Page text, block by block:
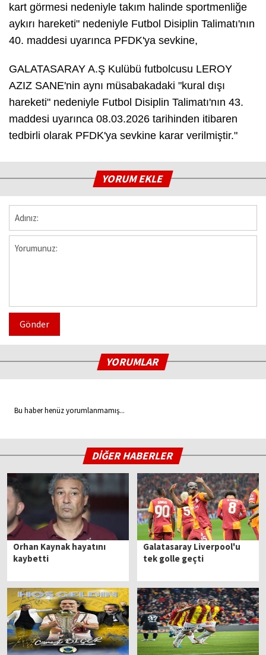
kart görmesi nedeniyle takım halinde sportmenliğe
aykırı hareketi" nedeniyle Futbol Disiplin Talimatı'nın
40. maddesi uyarınca PFDK'ya sevkine,
GALATASARAY A.Ş Kulübü futbolcusu LEROY
AZIZ SANE'nin aynı müsabakadaki "kural dışı
hareketi" nedeniyle Futbol Disiplin Talimatı'nın 43.
maddesi uyarınca 08.03.2026 tarihinden itibaren
tedbirli olarak PFDK'ya sevkine karar verilmiştir."
YORUM EKLE
Gönder
YORUMLAR
Bu haber henüz yorumlanmamış...
DİĞER HABERLER
Orhan Kaynak hayatını
kaybetti
Galatasaray Liverpool'u
tek golle geçti